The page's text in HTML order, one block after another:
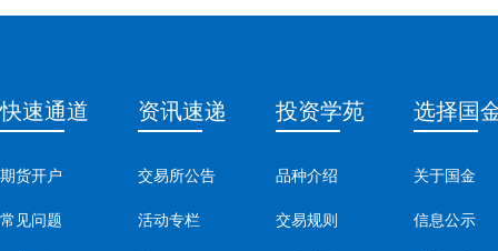
快速通道
期货开户
常见问题
资讯速递
交易所公告
活动专栏
投资学苑
品种介绍
交易规则
选择国
关于国金
信息公示